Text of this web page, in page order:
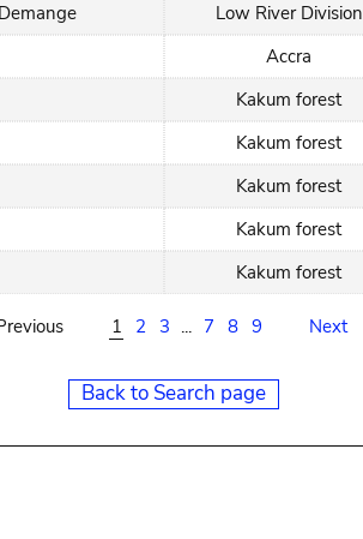
Low River Division
Accra
Kakum forest
Kakum forest
Kakum forest
Kakum forest
Kakum forest
1 2 3 ... 7 8 9 Next
Back to Search page